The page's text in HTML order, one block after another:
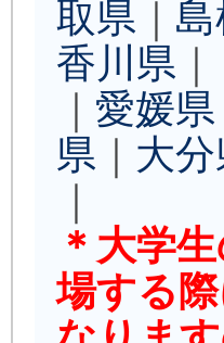
取県
香川県
愛媛県
県
大
＊大学
場する